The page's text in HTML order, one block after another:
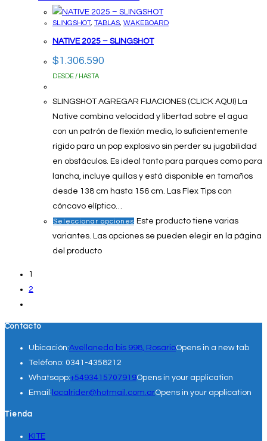
SLINGSHOT, TABLAS, WAKEBOARD
NATIVE 2025 – SLINGSHOT
$1.306.590
DESDE / HASTA
SLINGSHOT AGREGAR FIJACIONES (CLICK AQUI) La
Native combina velocidad y libertad sobre el agua
con un patrón de flexión medio, lo suficientemente
rígido para un pop explosivo sin perder su jugabilidad
en obstáculos. Es ideal tanto para parques como para
lancha, incluye quillas y está disponible en tamaños
desde 138 cm hasta 156 cm. Las Flex Tips con
cóncavo elíptico…
Seleccionar opciones Este producto tiene varias
variantes. Las opciones se pueden elegir en la página
del producto
1
2
Contacto
Ubicación:Avellaneda bis 998, RosarioOpens in a new tab
Teléfono: 0341-4358212
Whatsapp:+5493415707919Opens in your application
Email: localrider@hotmail.com.arOpens in your application
Tienda
KITE